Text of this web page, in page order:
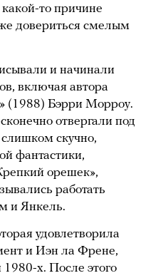
то причине
довериться смелым
и начинали
включая автора
(1988) Бэрри Морроу.
отвергали под
скучно,
фантастики,
орешек»,
работать
и Янкель.
удовлетворила
и Иэн ла Френе,
х. После этого